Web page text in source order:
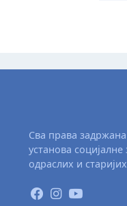
Сва права
установа
одраслих и старијих